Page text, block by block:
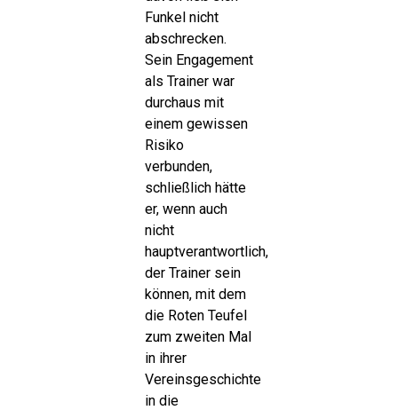
Funkel nicht
abschrecken.
Sein Engagement
als Trainer war
durchaus mit
einem gewissen
Risiko
verbunden,
schließlich hätte
er, wenn auch
nicht
hauptverantwortlich,
der Trainer sein
können, mit dem
die Roten Teufel
zum zweiten Mal
in ihrer
Vereinsgeschichte
in die